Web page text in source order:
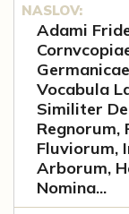
NASLOV:
Adami
Vocabula
Similiter
Regnorum,
Fluviorum,
Arborum,
Nomina...